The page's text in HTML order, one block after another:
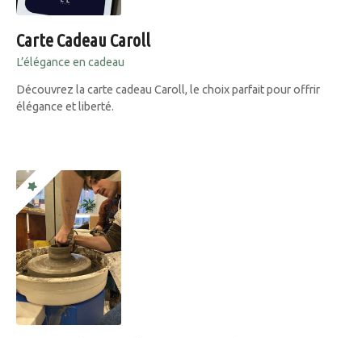
Carte Cadeau Caroll
L’élégance en cadeau
Découvrez la carte cadeau Caroll, le choix parfait pour offrir
élégance et liberté.